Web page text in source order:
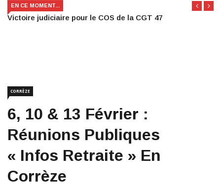
EN CE MOMENT...
Victoire judiciaire pour le COS de la CGT 47
CORRÈZE
6, 10 & 13 Février :
Réunions Publiques
« Infos Retraite » En
Corrèze